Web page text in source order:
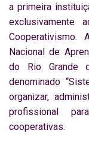
a primeira
exclusivamente
Nacional de
do Rio Grande
denominado
organizar,
profissional
cooperativas.